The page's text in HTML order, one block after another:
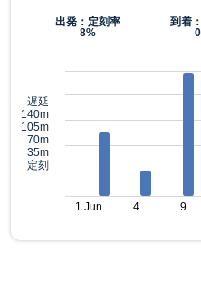
出発：定刻率
8%
到着
遅延
140m
105m
70m
35m
定刻
1 Jun 4 9